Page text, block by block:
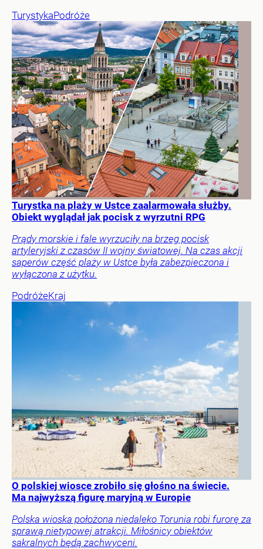
TurystykaPodróże
Turystka na plaży w Ustce zaalarmowała służby.
Obiekt wyglądał jak pocisk z wyrzutni RPG
Prądy morskie i fale wyrzuciły na brzeg pocisk
artyleryjski z czasów II wojny światowej. Na czas akcji
saperów część plaży w Ustce była zabezpieczona i
wyłączona z użytku.
PodróżeKraj
O polskiej wiosce zrobiło się głośno na świecie.
Ma najwyższą figurę maryjną w Europie
Polska wioska położona niedaleko Torunia robi furorę za
sprawą nietypowej atrakcji. Miłośnicy obiektów
sakralnych będą zachwyceni.